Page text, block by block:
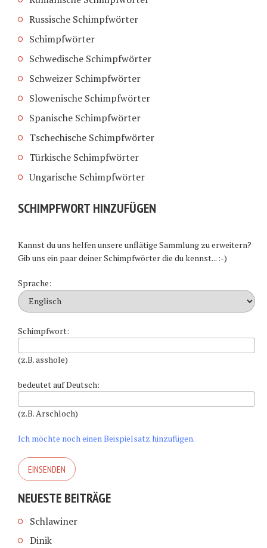
Russische Schimpfwörter
Schimpfwörter
Schwedische Schimpfwörter
Schweizer Schimpfwörter
Slowenische Schimpfwörter
Spanische Schimpfwörter
Tschechische Schimpfwörter
Türkische Schimpfwörter
Ungarische Schimpfwörter
SCHIMPFWORT HINZUFÜGEN
Kannst du uns helfen unsere unflätige Sammlung zu erweitern?
Gib uns ein paar deiner Schimpfwörter die du kennst... :-)
Sprache:
Schimpfwort:
(z.B. asshole)
bedeutet auf Deutsch:
(z.B. Arschloch)
Ich möchte noch einen Beispielsatz hinzufügen.
NEUESTE BEITRÄGE
Schlawiner
Dinik